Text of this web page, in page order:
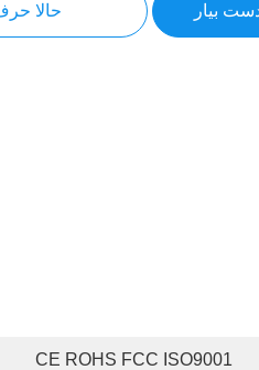
بیار حالا
CE ROHS FCC ISO9001